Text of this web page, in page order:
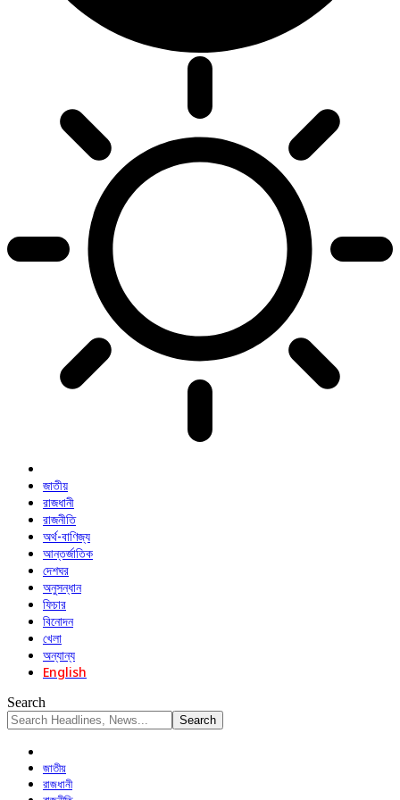
জাতীয়
রাজধানী
রাজনীতি
অর্থ-বাণিজ্য
আন্তর্জাতিক
দেশঘর
অনুসন্ধান
ফিচার
বিনোদন
খেলা
অন্যান্য
English
Search
জাতীয়
রাজধানী